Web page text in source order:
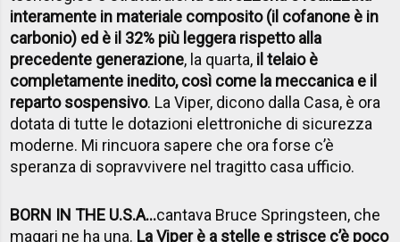
interamente in materiale composito (il cofanone è in
carbonio) ed è il 32% più leggera rispetto alla
precedente generazione, la quarta, il telaio è
completamente inedito, così come la meccanica e il
reparto sospensivo. La Viper, dicono dalla Casa, è ora
dotata di tutte le dotazioni elettroniche di sicurezza
moderne. Mi rincuora sapere che ora forse c’è
speranza di sopravvivere nel tragitto casa ufficio.
BORN IN THE U.S.A…cantava Bruce Springsteen, che
magari ne ha una. La Viper è a stelle e strisce c’è poco